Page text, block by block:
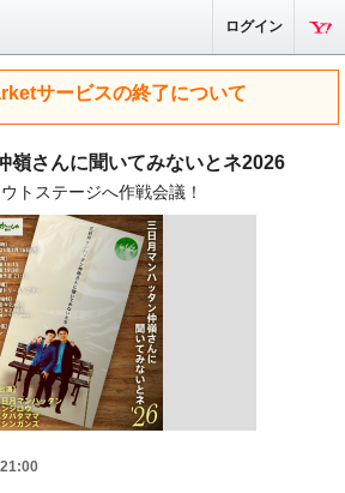
ログイン
サービスの終了について
嶺さんに聞いてみないとネ2026
トステージへ作戦会議！